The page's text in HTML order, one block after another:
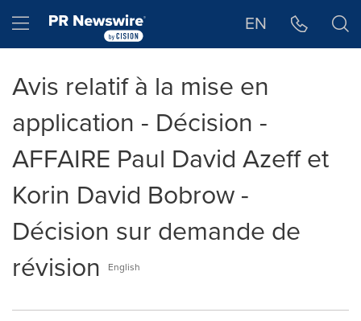
Hamburger menu EN
Avis relatif à la mise en
application - Décision -
AFFAIRE Paul David Azeff et
Korin David Bobrow -
Décision sur demande de
révision
English